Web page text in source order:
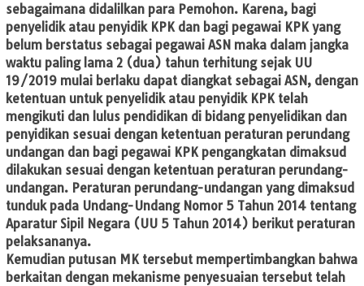
sebagaimana didalilkan para Pemohon. Karena, bagi
penyelidik atau penyidik KPK dan bagi pegawai KPK yang
belum berstatus sebagai pegawai ASN maka dalam jangka
waktu paling lama 2 (dua) tahun terhitung sejak UU
19/2019 mulai berlaku dapat diangkat sebagai ASN, dengan
ketentuan untuk penyelidik atau penyidik KPK telah
mengikuti dan lulus pendidikan di bidang penyelidikan dan
penyidikan sesuai dengan ketentuan peraturan perundang
undangan dan bagi pegawai KPK pengangkatan dimaksud
dilakukan sesuai dengan ketentuan peraturan perundang-
undangan. Peraturan perundang-undangan yang dimaksud
tunduk pada Undang-Undang Nomor 5 Tahun 2014 tentang
Aparatur Sipil Negara (UU 5 Tahun 2014) berikut peraturan
pelaksananya.
​Kemudian putusan MK tersebut mempertimbangkan bahwa
berkaitan dengan mekanisme penyesuaian tersebut telah